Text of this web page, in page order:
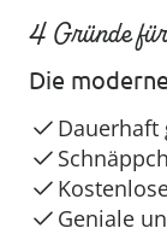
4 Gründe für
Die
Dauerhaft
Geniale